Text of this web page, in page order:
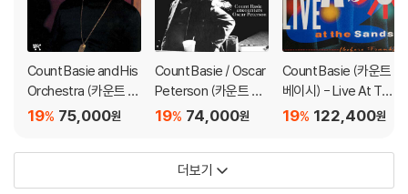
아래에 해당하는 경우는 불량이 아니므로 개봉 후 반품/교환이 불가합니
1) 컬러 디스크는 웹 이미지와 실제 색상이 차이가 날 수 있습니다.
2) 컬러 디스크의 특성상 제작 공정시 앨범마다 색상 차이가 나는 경우도
있습니다.
3) 컬러 디스크는 제작 과정에서 다른 색상 염료가 섞여 얼룩과 번짐, 반점
※ 반품/교환 안내
Count Basie and His
Orchestra (카운트 베
이시 오케스트라) - M
75,000원
19%
Count Basie / Oscar
Peterson (카운트 베
이시 / 오스카 피터슨)
[LP]
74,000원
19%
Count Basie (카운트
베이시) - Live At Th
e Sands: Before Fra
122,400원
19%
더보기